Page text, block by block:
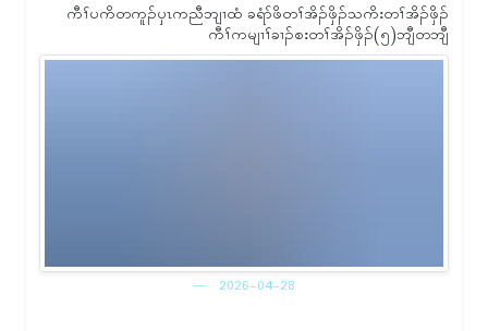
ကီၢ်ပကိတကူၣ်ၦၤကညီဘျၢထံ ခရံာ်ဖိတၢ်အိၣ်ဖှိၣ်သကိးတၢ်အိၣ်ဖှိၣ်
ကီၢ်ကမျၢၢ်ခၢၣ်စးတၢ်အိၣ်ဖှိၣ်(၅)ဘျီတဘျီ
2026-04-28